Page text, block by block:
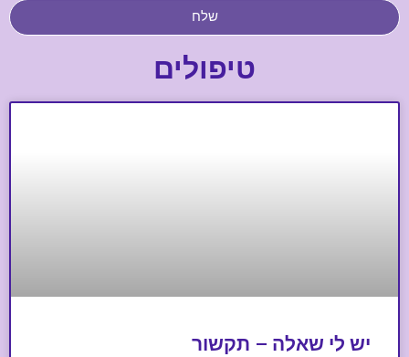
שלח
טיפולים
יש לי שאלה – תקשור